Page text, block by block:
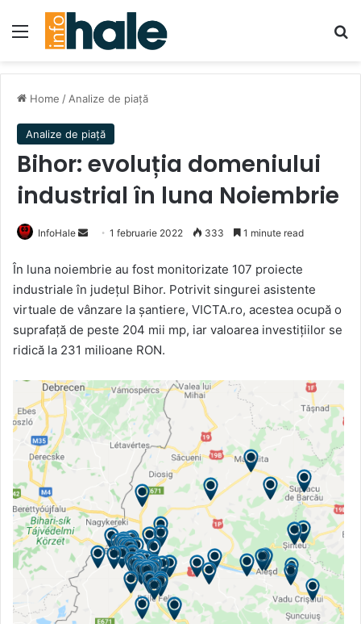
Menu
Home / Analize de piață
Analize de piață
Bihor: evoluția domeniului
industrial în luna Noiembrie
InfoHale
Send
email
1 februarie 2022 333 1 minute read
În luna noiembrie au fost monitorizate 107 proiecte
industriale în județul Bihor. Potrivit singurei asistente
virtuale de vânzare la șantiere, VICTA.ro, acestea ocupă o
suprafață de peste 204 mii mp, iar valoarea investițiilor se
ridică la 231 milioane RON.